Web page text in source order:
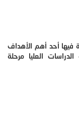
فيها أحد أهم الأهداف
العليا مرحلة